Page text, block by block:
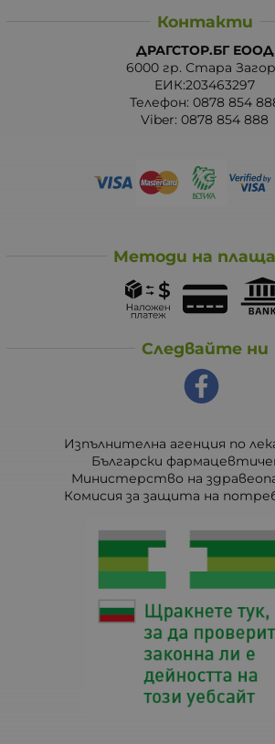
Контакти
ДРАГСТОР.БГ ЕООД
6000 гр. Стара
ЕИК:203463297
Телефон: 0878 854
Viber: 0878 854 888
Методи на
Следвайте ни
Изпълнителна агенция по
Български
Министерство на
Комисия за защита на